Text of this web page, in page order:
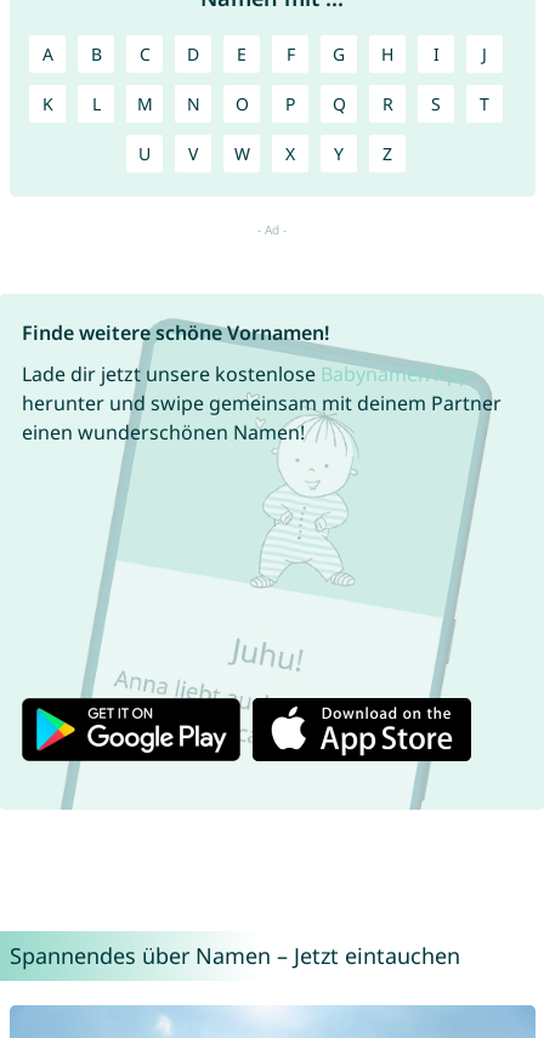
A B C D E F G H I J
K L M N O P Q R S T
U V W X Y Z
Finde weitere schöne Vornamen!
Lade dir jetzt unsere kostenlose Babynamen App
herunter und swipe gemeinsam mit deinem Partner
einen wunderschönen Namen!
Spannendes über Namen – Jetzt eintauchen